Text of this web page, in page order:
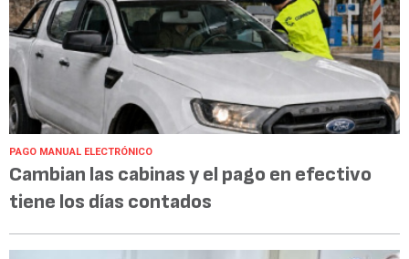
PAGO MANUAL ELECTRÓNICO
Cambian las cabinas y el pago en efectivo
tiene los días contados